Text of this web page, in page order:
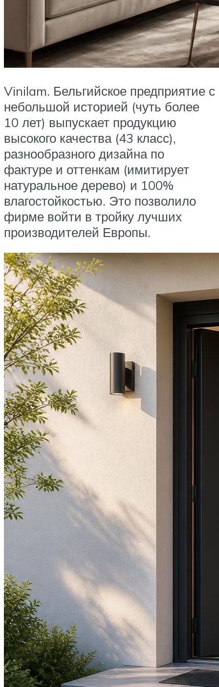
Vinilam. Бельгийское предприятие с
небольшой историей (чуть более
10 лет) выпускает продукцию
высокого качества (43 класс),
разнообразного дизайна по
фактуре и оттенкам (имитирует
натуральное дерево) и 100%
влагостойкостью. Это позволило
фирме войти в тройку лучших
производителей Европы.